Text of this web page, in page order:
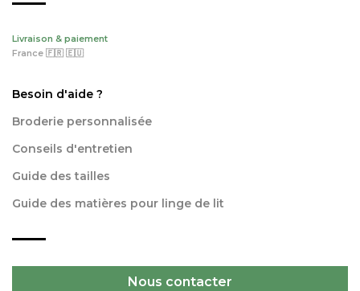
Livraison & paiement
France 🇫🇷 🇪🇺
Besoin d'aide ?
Broderie personnalisée
Conseils d'entretien
Guide des tailles
Guide des matières pour linge de lit
Nous contacter